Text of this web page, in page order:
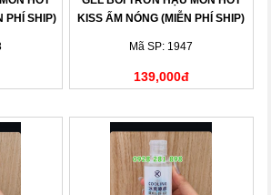
PHÍ SHIP)
KISS ẤM NÓNG (MIỄN PHÍ SHIP)
Mã SP: 1947
139,000đ